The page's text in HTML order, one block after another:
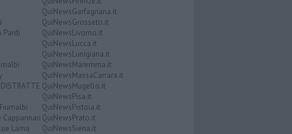
Pardi
DISTRATTE
Cappannari
Lama
QuiNewsGarfagnana.it
QuiNewsGrosseto.it
QuiNewsLivorno.it
QuiNewsLucca.it
QuiNewsLunigiana.it
QuiNewsMaremma.it
QuiNewsMassaCarrara.it
QuiNewsMugello.it
QuiNewsPisa.it
QuiNewsPistoia.it
QuiNewsPrato.it
QuiNewsSiena.it